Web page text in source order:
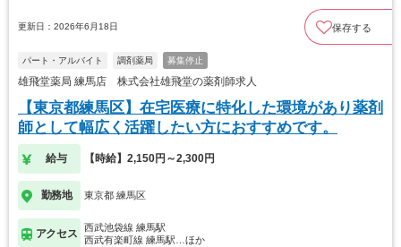
更新日：2026年6月18日 保存する
パート・アルバイト 調剤薬局 募集停止
雄飛堂薬局 練馬店 株式会社雄飛堂の薬剤師求人
【東京都練馬区】在宅医療に特化した環境があり薬剤
師として幅広く活躍したい方におすすめです。
給与 【時給】2,150円～2,300円
勤務地 東京都 練馬区
アクセス
西武池袋線 練馬駅
西武有楽町線 練馬駅…ほか